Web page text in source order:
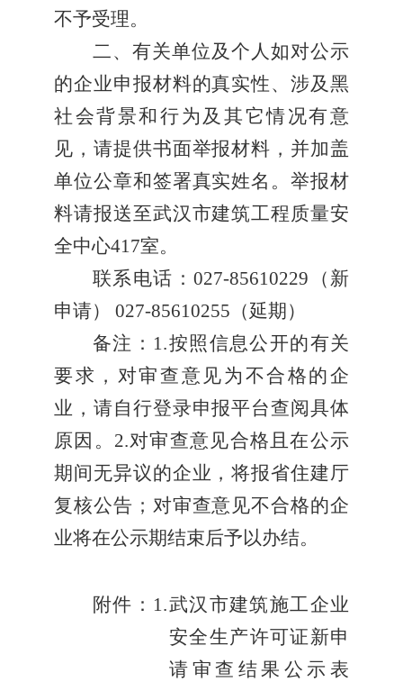
不予受理。
二、有关单位及个人如对公示
的企业申报材料的真实性、涉及黑
社会背景和行为及其它情况有意
见，请提供书面举报材料，并加盖
单位公章和签署真实姓名。举报材
料请报送至武汉市建筑工程质量安
全中心417室。
联系电话：027-85610229 （新
申请） 027-85610255 （延期）
备注： 1.按照信息公开的有关
要求，对审查意见为不合格的企
业，请自行登录申报平台查阅具体
原因。 2.对审查意见合格且在公示
期间无异议的企业，将报省住建厅
复核公告；对审查意见不合格的企
业将在公示期结束后予以办结。
附件 ： 1.武汉市建筑施工企业
安全生产许可证新申
请审查结果公示表